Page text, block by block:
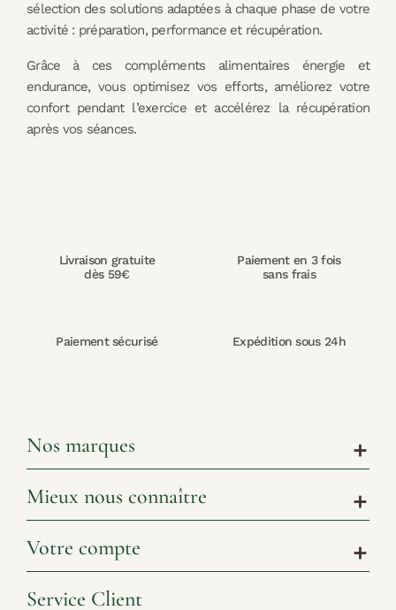
sélection des solutions adaptées à chaque phase de votre
activité : préparation, performance et récupération.
Grâce à ces compléments alimentaires énergie et
endurance, vous optimisez vos efforts, améliorez votre
confort pendant l’exercice et accélérez la récupération
après vos séances.
Livraison gratuite
dès 59€
Paiement en 3 fois
sans frais
Paiement sécurisé Expédition sous 24h
Nos marques add
Mieux nous connaître add
Votre compte add
Service Client